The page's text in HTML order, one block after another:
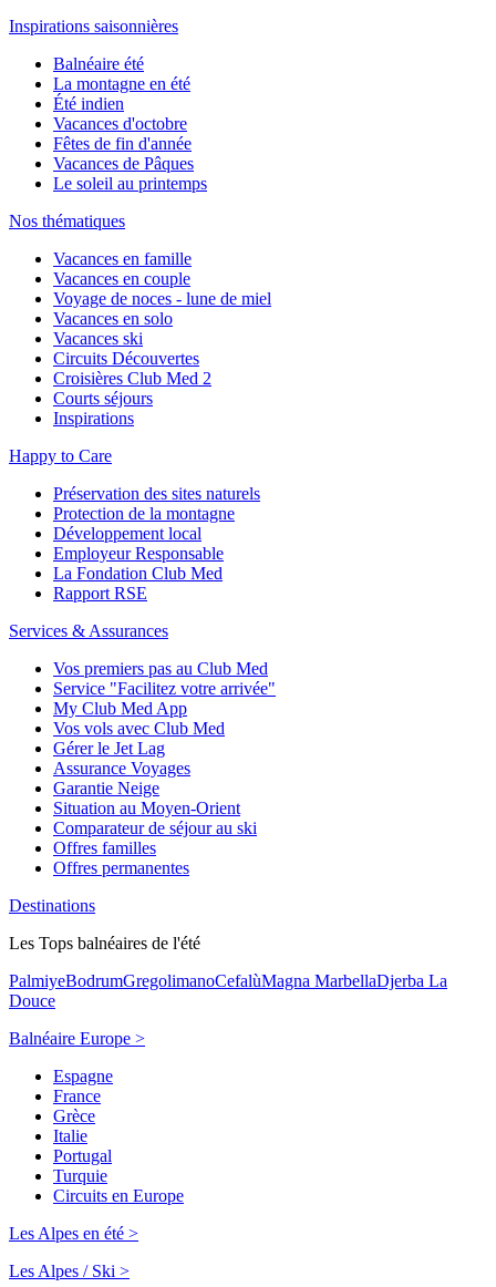
Inspirations saisonnières
Balnéaire été
La montagne en été
Été indien
Vacances d'octobre
Fêtes de fin d'année
Vacances de Pâques
Le soleil au printemps
Nos thématiques
Vacances en famille
Vacances en couple
Voyage de noces - lune de miel
Vacances en solo
Vacances ski
Circuits Découvertes
Croisières Club Med 2
Courts séjours
Inspirations
Happy to Care
Préservation des sites naturels
Protection de la montagne
Développement local
Employeur Responsable
La Fondation Club Med
Rapport RSE
Services & Assurances
Vos premiers pas au Club Med
Service "Facilitez votre arrivée"
My Club Med App
Vos vols avec Club Med
Gérer le Jet Lag
Assurance Voyages
Garantie Neige
Situation au Moyen-Orient
Comparateur de séjour au ski
Offres familles
Offres permanentes
Destinations
Les Tops balnéaires de l'été
PalmiyeBodrumGregolimanoCefalùMagna MarbellaDjerba La
Douce
Balnéaire Europe >
Espagne
France
Grèce
Italie
Portugal
Turquie
Circuits en Europe
Les Alpes en été >
Les Alpes / Ski >